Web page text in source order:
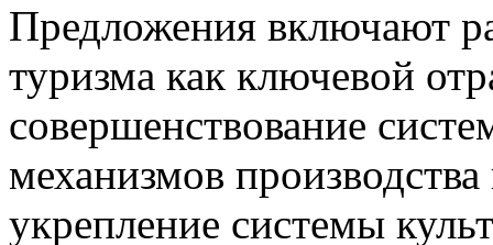
Предложения включают
туризма как ключевой
совершенствование
механизмов
укрепление системы